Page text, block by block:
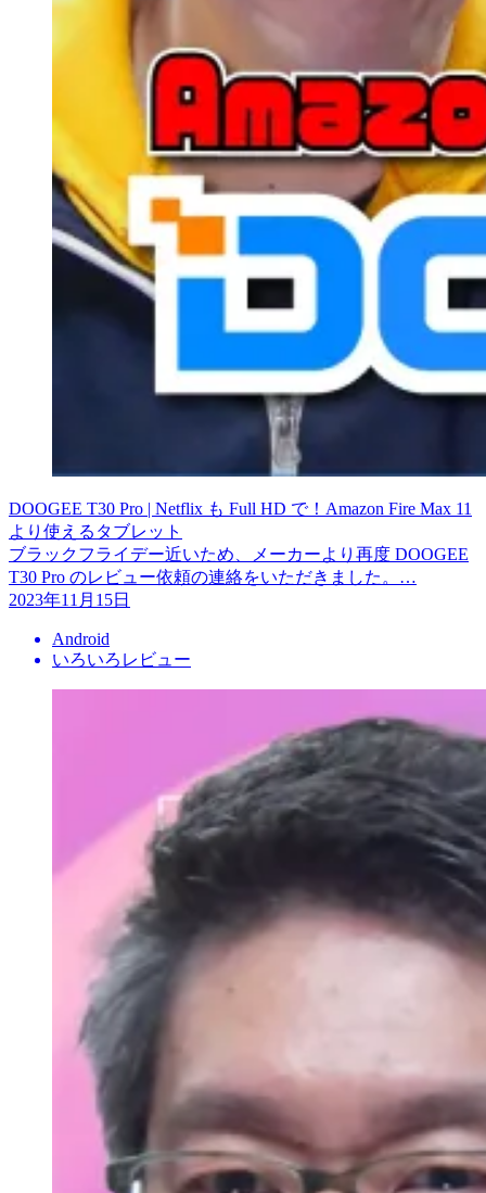
DOOGEE T30 Pro | Netflix も Full HD で！Amazon Fire Max 11
より使えるタブレット
ブラックフライデー近いため、メーカーより再度 DOOGEE
T30 Pro のレビュー依頼の連絡をいただきました。…
2023年11月15日
Android
いろいろレビュー